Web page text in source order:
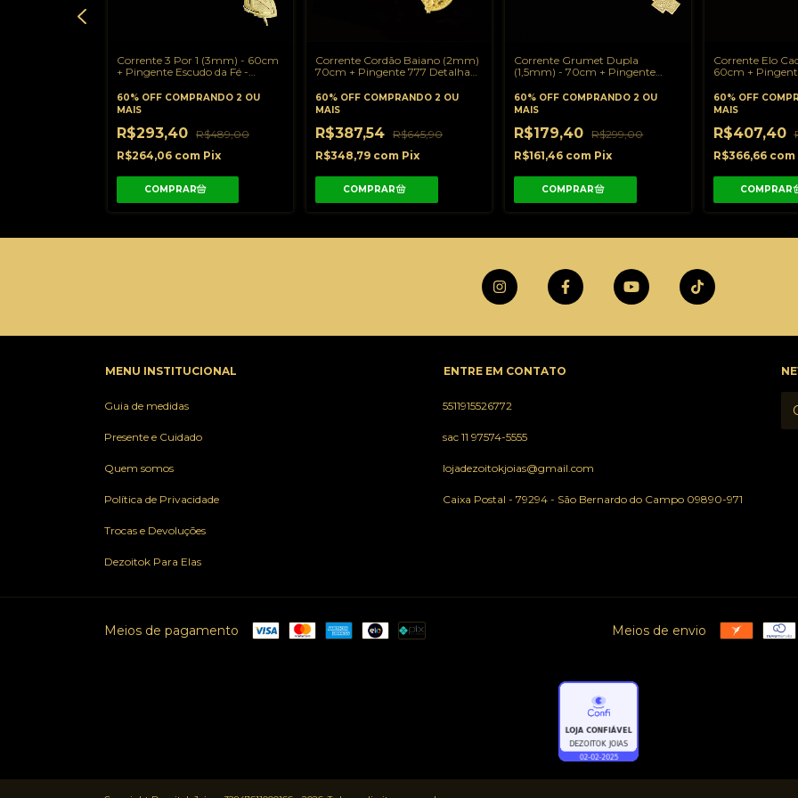
Corrente 3 Por 1 (3mm) - 60cm
+ Pingente Escudo da Fé -
60% OFF COMPRANDO 2 OU
MAIS
R$293,40 R$489,00
R$264,06 com Pix
Corrente Cordão Baiano (2mm)
70cm + Pingente 777 Detalhado
C0006/PG121
60% OFF COMPRANDO 2 OU
MAIS
R$387,54
R$645,90
R$348,79 com Pix
Corrente Grumet Dupla
(1,5mm) - 70cm + Pingente
2x1,7cm C253/PG200
60% OFF COMPRANDO 2 OU
MAIS
R$179,40
R$299,00
R$161,46 com Pix
Corrente Elo
60cm +
2,5cmx2cm -
60% OFF
MAIS
R$407,40
R$366,66 com
MENU INSTITUCIONAL
Guia de medidas
Presente e Cuidado
Quem somos
Política de Privacidade
Trocas e Devoluções
Dezoitok Para Elas
ENTRE EM CONTATO
5511915526772
sac 11 97574-5555
lojadezoitokjoias@gmail.com
Caixa Postal - 79294 - São Bernardo do Campo 09890-971
Meios de pagamento Meios de envio